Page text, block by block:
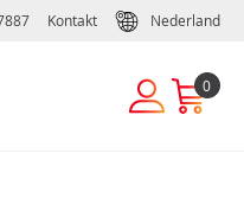
Kontakt Nederland
0